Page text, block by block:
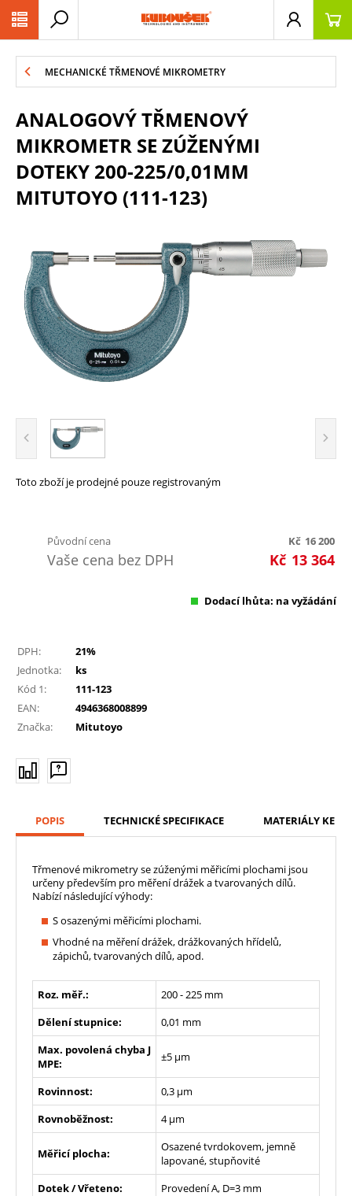
MECHANICKÉ TŘMENOVÉ MIKROMETRY
ANALOGOVÝ TŘMENOVÝ
MIKROMETR SE ZÚŽENÝMI
DOTEKY 200-225/0,01MM
MITUTOYO (111-123)
Toto zboží je prodejné pouze registrovaným
Původní cena 16 200
Kč
Vaše cena bez DPH 13 364
Kč
Dodací lhůta: na vyžádání
DPH:
21%
Jednotka:
ks
Kód 1:
111-123
EAN:
4946368008899
Značka:
Mitutoyo
POPIS TECHNICKÉ SPECIFIKACE MATERIÁLY KE
Třmenové mikrometry se zúženými měřicími plochami jsou
určeny především pro měření drážek a tvarovaných dílů.
Nabízí následující výhody:
S osazenými měřicími plochami.
Vhodné na měření drážek, drážkovaných hřídelů,
zápichů, tvarovaných dílů, apod.
Roz. měř.:
200 - 225 mm
Dělení stupnice:
0,01 mm
Max. povolená chyba J
MPE:
±5 µm
Rovinnost:
0,3 µm
Rovnoběžnost:
4 µm
Měřicí plocha:
Osazené tvrdokovem, jemně
lapované, stupňovité
Dotek / Vřeteno:
Provedení A, D=3 mm